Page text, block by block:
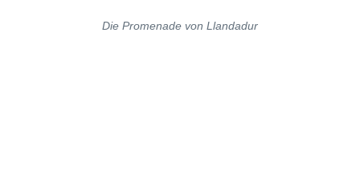
Die Promenade von Llandadur